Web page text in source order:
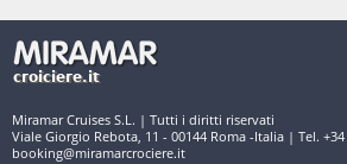
Miramar Cruises S.L. | Tutti i diritti riservati
Viale Giorgio Rebota, 11 - 00144 Roma -Italia | Tel. +34
booking@miramarcrociere.it